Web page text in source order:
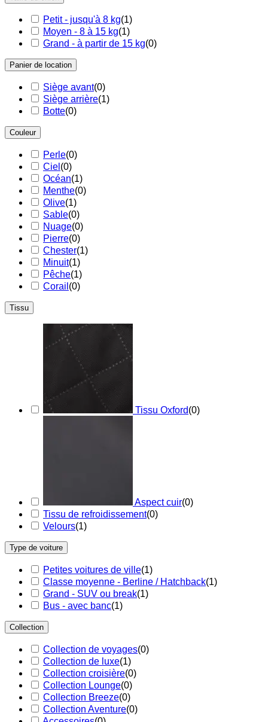
FAQ
Manuels
Risques en l'absence de siège auto
Blog
ACCESSOIRES
FAQ
Manuels
Risques en l'absence de siège auto
Blog
CONTACT
FAQ
Manuels
Risques en l'absence de siège auto
Blog
ACCESSOIRES
FAQ
Manuels
Risques en l'absence de siège auto
Blog
CONTACT
Petit - jusqu'à 8 kg(1)
Moyen - 8 à 15 kg(1)
Grand - à partir de 15 kg(0)
Panier de location
Siège avant(0)
Siège arrière(1)
Botte(0)
Couleur
Perle(0)
Ciel (0)
Océan(1)
Menthe(0)
Olive(1)
Sable(0)
Nuage(0)
Pierre(0)
Chester(1)
Minuit(1)
Pêche(1)
Corail (0)
Tissu
Tissu Oxford(0)
Aspect cuir(0)
Tissu de refroidissement(0)
Velours(1)
Type de voiture
Petites voitures de ville(1)
Classe moyenne - Berline / Hatchback(1)
Grand - SUV ou break(1)
Bus - avec banc(1)
Collection
Collection de voyages(0)
Collection de luxe(1)
Collection croisière(0)
Collection Lounge(0)
Collection Breeze(0)
Collection Aventure(0)